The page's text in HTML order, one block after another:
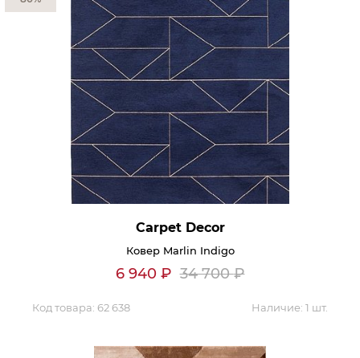
Как купить
Вопросы и ответы
Отзывы
Политика обработки
персональных данных
Реквизиты
3D Тур
Контакты
Обратная связь
Carpet Decor
Ковер Marlin Indigo
6 940 ₽ 34 700₽
Код товара: 62 638 Наличие: 1 шт.